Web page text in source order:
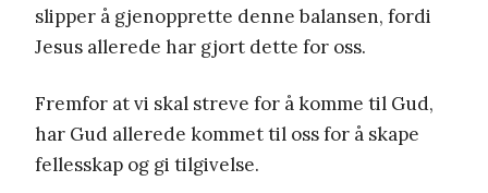
slipper å gjenopprette denne balansen, fordi
Jesus allerede har gjort dette for oss.
Fremfor at vi skal streve for å komme til Gud,
har Gud allerede kommet til oss for å skape
fellesskap og gi tilgivelse.